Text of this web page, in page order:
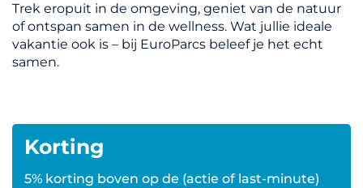
Trek eropuit in de omgeving, geniet van de natuur
of ontspan samen in de wellness. Wat jullie ideale
vakantie ook is – bij EuroParcs beleef je het echt
samen.
Korting
5% korting boven op de (actie of last-minute)